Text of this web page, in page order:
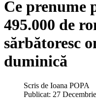
Ce prenume
495.000 de
sărbătoresc
duminică
Scris de Ioana POPA
Publicat: 27